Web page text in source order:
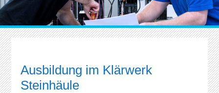
Ausbildung im Klärwerk
Steinhäule